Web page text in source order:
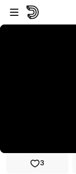
Passer au player
Passer au contenu
3